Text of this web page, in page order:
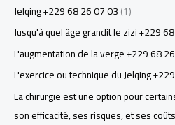
Jelqing +229 68 26 07 03(1)
Jusqu'à quel âge grandit le zizi +229
L'augmentation de la verge +229 68
L'exercice ou technique du Jelqing
La chirurgie est une option pour
son efficacité, ses risques, et ses